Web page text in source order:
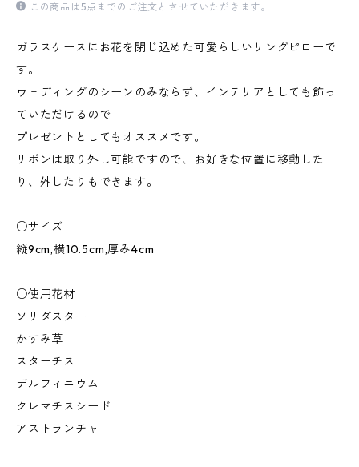
この商品は5点までのご注文とさせていただきます。
ガラスケースにお花を閉じ込めた可愛らしいリングピローで
す。
ウェディングのシーンのみならず、インテリアとしても飾っ
ていただけるので
プレゼントとしてもオススメです。
リボンは取り外し可能ですので、お好きな位置に移動した
り、外したりもできます。
○サイズ
縦9cm,横10.5cm,厚み4cm
○使用花材
ソリダスター
かすみ草
スターチス
デルフィニウム
クレマチスシード
アストランチャ